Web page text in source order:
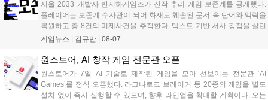
서울 2033 개발사 반지하게임즈가 신작 추리 게임 보존계를 공개했다.
플레이어는 보존계 수사관이 되어 화재로 훼손된 문서 속 단어와 맥락을
복원하고 총 8건의 미제사건을 추적한다. 텍스트 기반 서사 강점을 살린
이번 게임은 정보 조합과 사건 재구성이 핵심이며, 현재 스팀 상점 페이
개발에 박차를 가하고 있다....
게임뉴스 | 김규만 | 08-07
원스토어, AI 창작 게임 전문관 오픈
원스토어가 7일 AI 기술로 제작된 게임을 모아 선보이는 전문관 ‘AI
Games’를 정식 오픈했다. 라그나로크 브레이커 등 20종의 게임을 별도
설치 없이 즉시 실행할 수 있으며, 향후 라인업을 확대할 계획이다. 오는